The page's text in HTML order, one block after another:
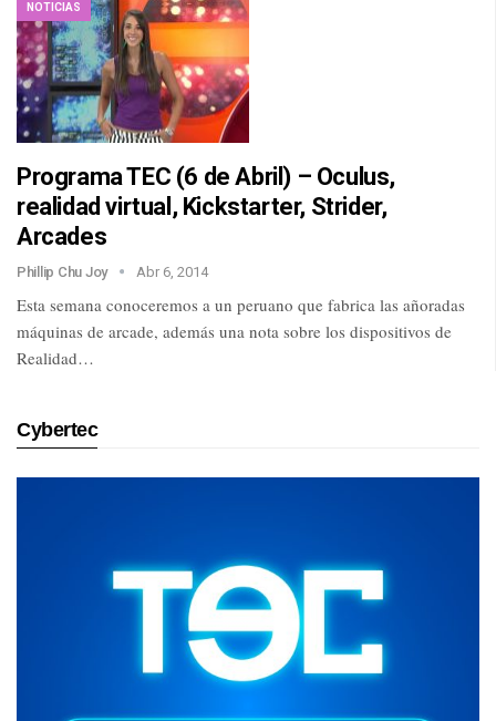
NOTICIAS
Programa TEC (6 de Abril) – Oculus,
realidad virtual, Kickstarter, Strider,
Arcades
Phillip Chu Joy Abr 6, 2014
Esta semana conoceremos a un peruano que fabrica las añoradas
máquinas de arcade, además una nota sobre los dispositivos de
Realidad…
Cybertec